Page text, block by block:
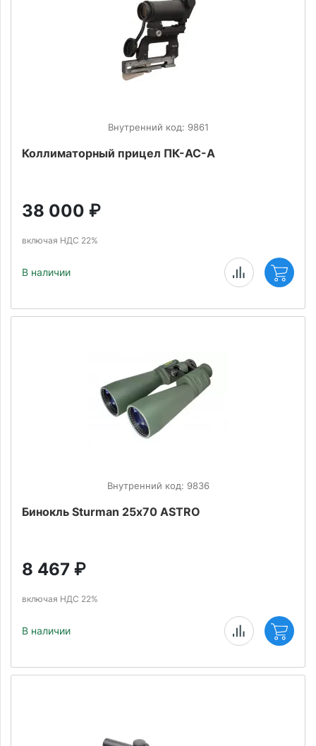
Внутренний код: 9861
Коллиматорный прицел ПК-АС-А
38 000 ₽
включая НДС 22%
В наличии
Внутренний код: 9836
Бинокль Sturman 25х70 ASTRO
8 467 ₽
включая НДС 22%
В наличии